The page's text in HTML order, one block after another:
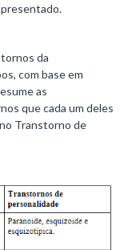
da
com base em
as
que cada um deles
Transtorno de